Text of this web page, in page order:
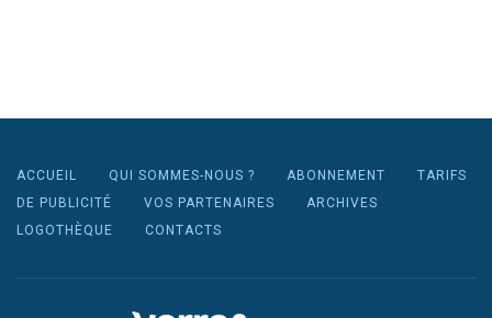
ACCUEIL QUI SOMMES-NOUS ? ABONNEMENT
TARIFS
DE PUBLICITÉ
VOS PARTENAIRES
ARCHIVES
LOGOTHÈQUE
CONTACTS